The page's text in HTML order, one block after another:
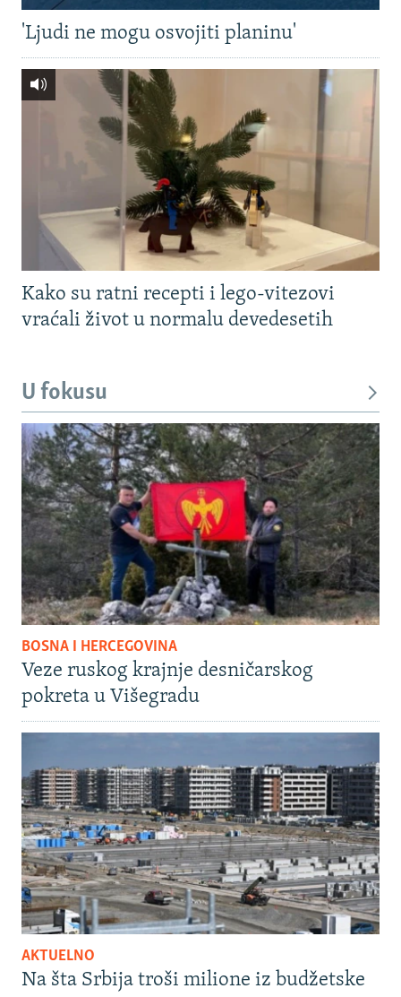
'Ljudi ne mogu osvojiti planinu'
Kako su ratni recepti i lego-vitezovi
vraćali život u normalu devedesetih
U fokusu
BOSNA I HERCEGOVINA
Veze ruskog krajnje desničarskog
pokreta u Višegradu
AKTUELNO
Na šta Srbija troši milione iz budžetske